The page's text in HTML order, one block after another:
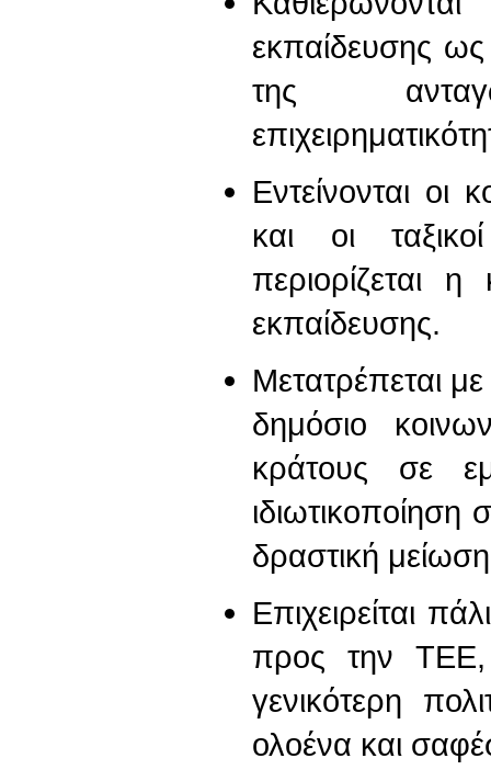
εκπαίδευσης ως
της
Εντείνονται οι
και οι
περιορίζεται
εκπαίδευσης.
Μετατρέπεται
δημόσιο
κράτους σε
δραστική
Επιχειρείται
προς την
γενικότερη
ολοένα και